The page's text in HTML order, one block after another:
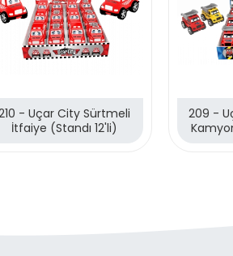
- Uçar City Sürtmeli
İtfaiye (Standı 12'li)
209 -